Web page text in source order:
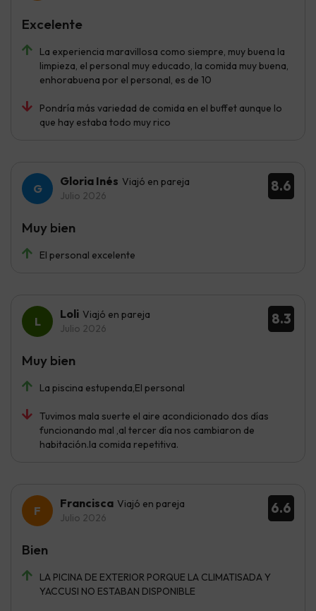
La experiencia maravillosa como siempre, muy buena la
limpieza, el personal muy educado, la comida muy buena,
enhorabuena por el personal, es de 10
Pondría más variedad de comida en el buffet aunque lo
que hay estaba todo muy rico
Excelente
8.6
Gloria Inés Viajó en pareja
Julio 2026
El personal excelente
Muy bien
8.3
Loli Viajó en pareja
Julio 2026
La piscina estupenda,El personal
Tuvimos mala suerte el aire acondicionado dos días
funcionando mal ,al tercer día nos cambiaron de
habitación.la comida repetitiva.
Muy bien
6.6
Francisca Viajó en pareja
Julio 2026
LA PICINA DE EXTERIOR PORQUE LA CLIMATISADA Y
YACCUSI NO ESTABAN DISPONIBLE
Bien